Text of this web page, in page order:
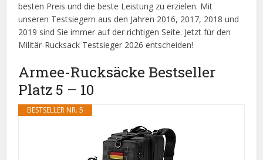
besten Preis und die beste Leistung zu erzielen. Mit
unseren Testsiegern aus den Jahren 2016, 2017, 2018 und
2019 sind Sie immer auf der richtigen Seite. Jetzt für den
Militär-Rucksack Testsieger 2026 entscheiden!
Armee-Rucksäcke Bestseller
Platz 5 – 10
BESTSELLER NR. 5